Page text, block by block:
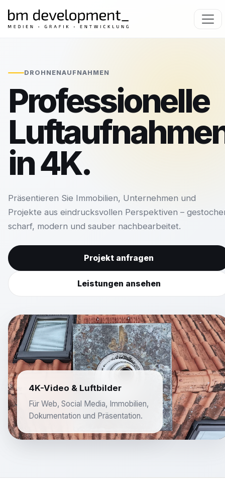
DROHNENAUFNAHMEN
Professionelle
in 4K.
Präsentieren Sie Immobilien, Unternehmen und
Projekte aus eindrucksvollen Perspektiven –
scharf, modern und sauber nachbearbeitet.
Projekt anfragen
Leistungen ansehen
4K-Video & Luftbilder
Für Web, Social Media, Immobilien,
Dokumentation und Präsentation.